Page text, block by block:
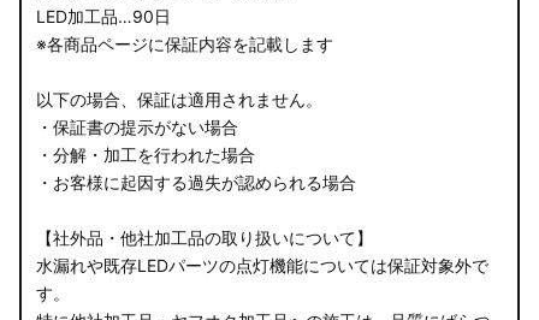
LED加工品…90日
※各商品ページに保証内容を記載します
以下の場合、保証は適用されません。
・保証書の提示がない場合
・分解・加工を行われた場合
・お客様に起因する過失が認められる場合
【社外品・他社加工品の取り扱いについて】
水漏れや既存LEDパーツの点灯機能については保証対象外で
す。